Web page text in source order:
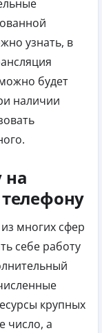
узнать, в
будет
наличии
на
многих сфер
себе работу
крупных
число, а